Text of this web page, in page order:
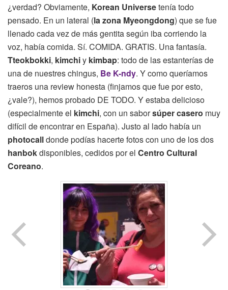
¿verdad? Obviamente, Korean Universetenía todo
pensado. En un lateral (la zona Myeongdong) que se fue
llenado cada vez de más gentita según iba corriendo la
voz, había comida. Sí. COMIDA. GRATIS. Una fantasía.
Tteokbokki, kimchiy kimbap: todo de las estanterías de
una de nuestres chingus, Be K-ndy. Y como queríamos
traeros una review honesta (finjamos que fue por esto,
¿vale?), hemos probado DE TODO. Y estaba delicioso
(especialmente el kimchi, con un saborsúper casero muy
difícil de encontrar en España). Justo al lado había un
photocalldonde podías hacerte fotos con uno de los dos
hanbokdisponibles, cedidos por el Centro Cultural
Coreano.